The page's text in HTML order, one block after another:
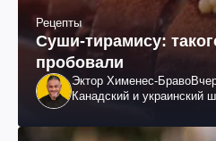
Рецепты
Суши-тирамису:
пробовали
Эктор Хименес-Браво
Канадский и украинский